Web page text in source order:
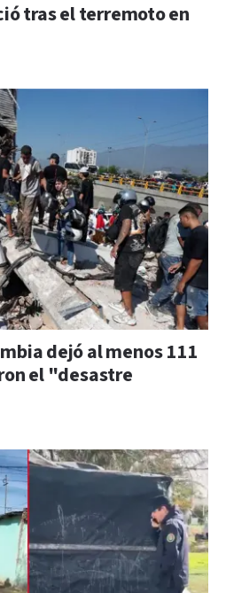
tras el terremoto en
dejó al menos 111
el "desastre